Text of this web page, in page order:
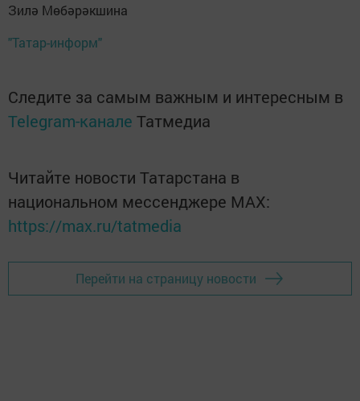
Зилә Мөбәрәкшина
"Татар-информ"
Следите за самым важным и интересным в
Telegram-канале Татмедиа
Читайте новости Татарстана в
национальном мессенджере MАХ:
https://max.ru/tatmedia
Перейти на страницу новости